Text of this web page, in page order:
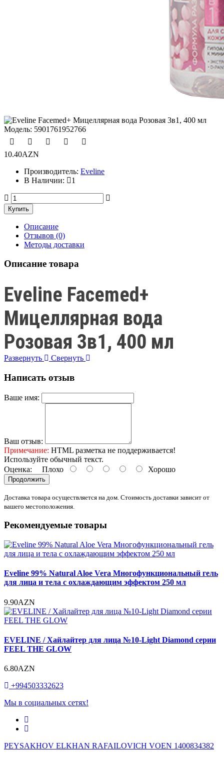
Модель: 5901761952766
10.40AZN
Производитель: Eveline
В Наличии:
1
Описание
Отзывов (0)
Методы доставки
Описание товара
Eveline Facemed+
Мицеллярная вода
Розовая 3в1, 400 мл
Развернуть Свернуть
Написать отзыв
Ваше имя:
Ваш отзыв:
Примечание: HTML разметка не поддерживается!
Используйте обычный текст.
Оценка: Плохо Хорошо
Продолжить
Доставка товара осуществляется на дом. Стоимость доставки зависит от
вашего местоположения.
Рекомендуемые товары
Eveline 99% Natural Aloe Vera Многофункциональный гель
для лица и тела с охлаждающим эффектом 250 мл
9.90AZN
EVELINE / Хайлайтер для лица №10-Light Diamond серии
FEEL THE GLOW
6.80AZN
+994503332623
Мы в социальных сетях!
PEYSAKHOV ELKHAN RAFAILOVICH VOEN 1400834382